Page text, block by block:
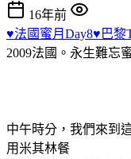
16年前
♥法國蜜月Day8♥巴黎
2009法國。永生難忘
中午時分，我們來到
用米其林餐